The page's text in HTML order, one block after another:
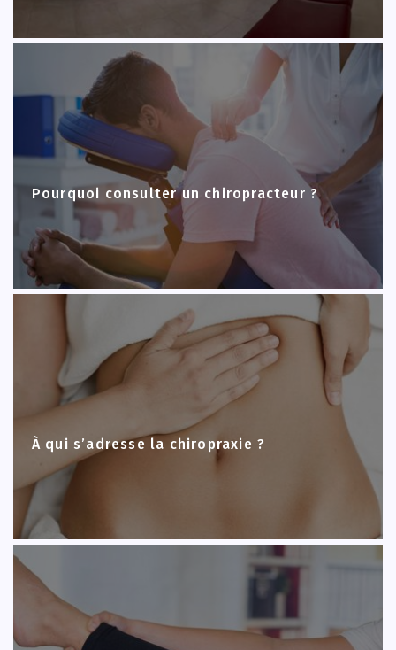
Pourquoi consulter un chiropracteur ?
À qui s’adresse la chiropraxie ?